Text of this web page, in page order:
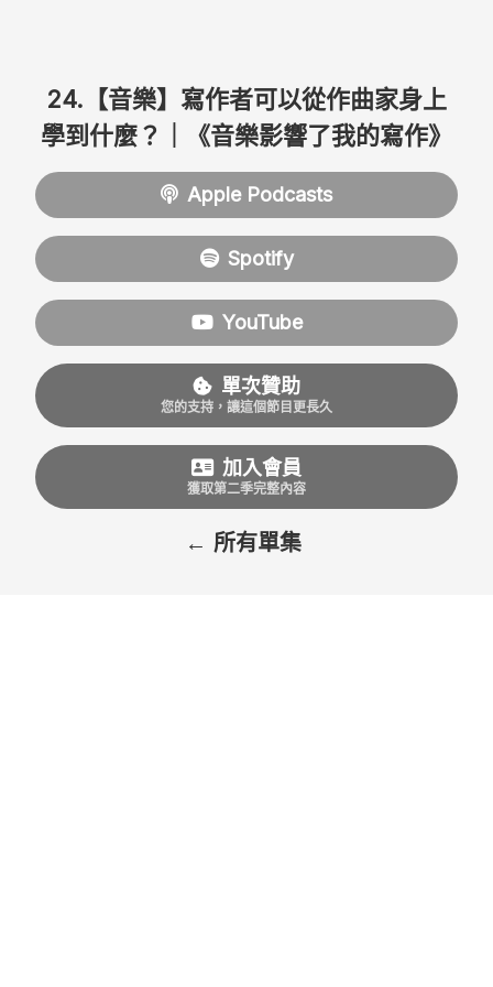
24.【音樂】寫作者可以從作曲家身上
學到什麼？｜《音樂影響了我的寫作》
Apple Podcasts
Spotify
YouTube
單次贊助
您的支持，讓這個節目更長久
加入會員
獲取第二季完整內容
← 所有單集